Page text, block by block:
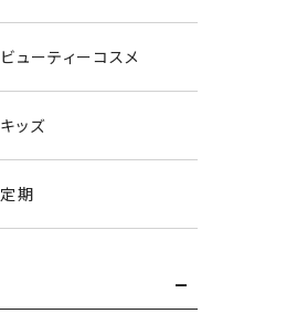
ビューティーコスメ
キッズ
定期